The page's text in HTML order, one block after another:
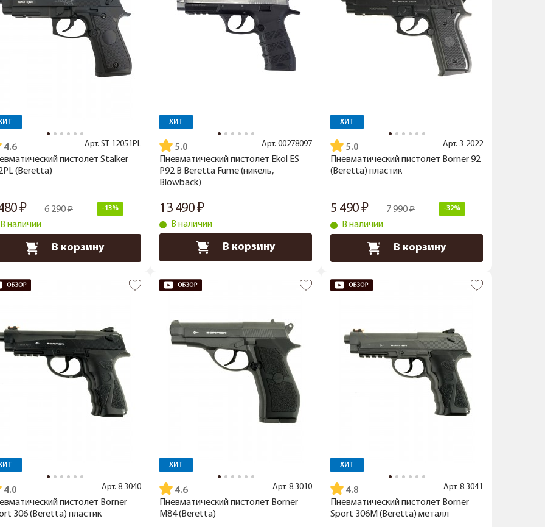
4.6 Арт. ST-12051PL
пистолет Stalker
(Beretta)
6 290 -13%
В наличии
В корзину
ХИТ
5.0 Арт. 00278097
Пневматический пистолет Ekol ES
P92 B Beretta Fume (никель,
Blowback)
13 490
В наличии
В корзину
ХИТ
5.0 Арт. 3-2022
Пневматический пистолет Borner 92
(Beretta) пластик
5 490 7 990 -32%
В наличии
В корзину
4.0 Арт. 8.3040
пистолет Borner
306 (Beretta) пластик
ХИТ
4.6 Арт. 8.3010
Пневматический пистолет Borner
M84 (Beretta)
ХИТ
4.8 Арт. 8.3041
Пневматический пистолет Borner
Sport 306M (Beretta) металл